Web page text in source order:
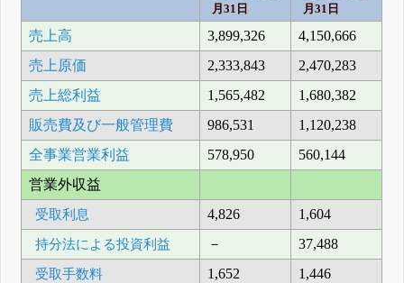
月31日
月31日
売上高 3,899,326
4,150,666
売上原価
2,333,843
2,470,283
売上総利益
1,565,482
1,680,382
販売費及び一般管理費
986,531
1,120,238
全事業営業利益
578,950
560,144
営業外収益
受取利息
4,826
1,604
持分法による投資利益
－
37,488
受取手数料
1,652
1,446